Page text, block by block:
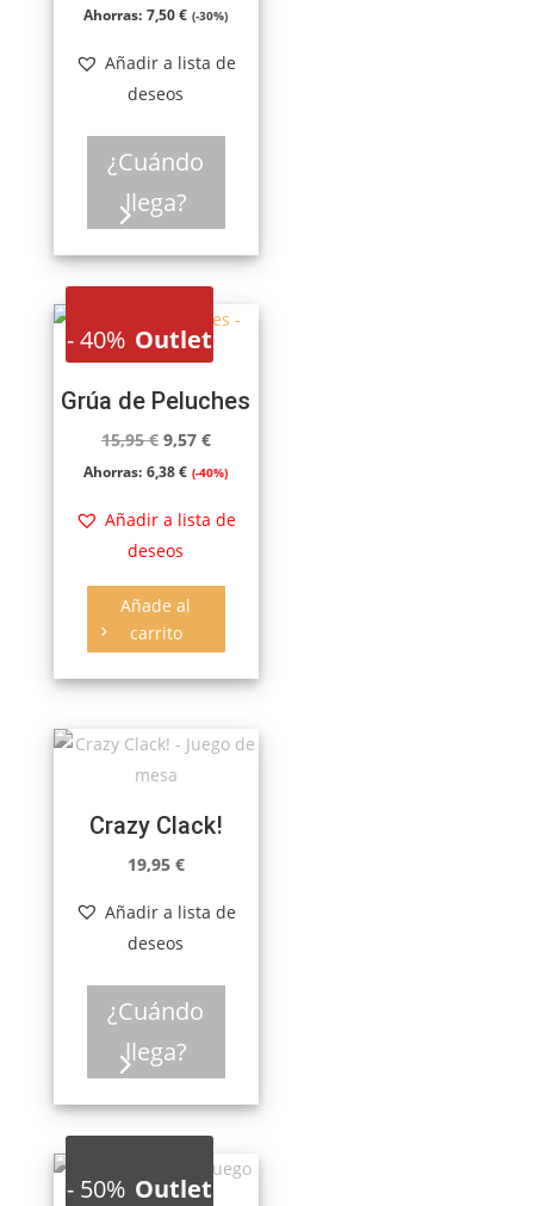
precio
era:
25,00 €.
precio
es:
Ahorras: 7,50€ (-30%)
Añadir a lista de
deseos
¿Cuándo
llega?
-40% Outlet
Grúa de Peluches
15,95€ El
precio
era:
15,95 €.
9,57 €El
precio
es:
Ahorras: 6,38€ (-40%)
Añadir a lista de
deseos
Añade al
carrito
Crazy Clack!
19,95 €
Añadir a lista de
deseos
¿Cuándo
llega?
-50% Outlet